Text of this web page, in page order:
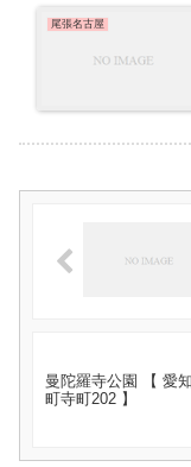
尾張名古屋
曼陀羅寺公園 【 愛
町寺町202 】